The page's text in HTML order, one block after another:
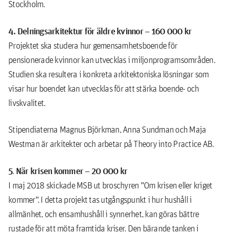
Stockholm.
4. Delningsarkitektur för äldre kvinnor – 160 000 kr
Projektet ska studera hur gemensamhetsboende för
pensionerade kvinnor kan utvecklas i miljonprogramsområden.
Studien ska resultera i konkreta arkitektoniska lösningar som
visar hur boendet kan utvecklas för att stärka boende- och
livskvalitet.
Stipendiaterna Magnus Björkman, Anna Sundman och Maja
Westman är arkitekter och arbetar på Theory into Practice AB.
5. När krisen kommer – 20 000 kr
I maj 2018 skickade MSB ut broschyren ”Om krisen eller kriget
kommer”. I detta projekt tas utgångspunkt i hur hushåll i
allmänhet, och ensamhushåll i synnerhet, kan göras bättre
rustade för att möta framtida kriser. Den bärande tanken i